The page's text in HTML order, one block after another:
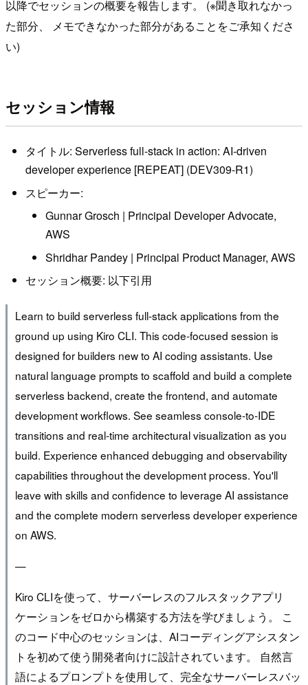
以降でセッションの概要を報告します。 (※聞き取れなかっ
た部分、 メモできなかった部分があることをご承知くださ
い)
セッション情報
タイトル: Serverless full-stack in action: AI-driven
developer experience [REPEAT] (DEV309-R1)
スピーカー:
Gunnar Grosch | Principal Developer Advocate,
AWS
Shridhar Pandey | Principal Product Manager, AWS
セッション概要: 以下引用
Learn to build serverless full-stack applications from the
ground up using Kiro CLI. This code-focused session is
designed for builders new to AI coding assistants. Use
natural language prompts to scaffold and build a complete
serverless backend, create the frontend, and automate
development workflows. See seamless console-to-IDE
transitions and real-time architectural visualization as you
build. Experience enhanced debugging and observability
capabilities throughout the development process. You'll
leave with skills and confidence to leverage AI assistance
and the complete modern serverless developer experience
on AWS.
—
Kiro CLIを使って、サーバーレスのフルスタックアプリ
ケーションをゼロから構築する方法を学びましょう。 こ
のコード中心のセッションは、AIコーディングアシスタン
トを初めて使う開発者向けに設計されています。 自然言
語によるプロンプトを使用して、完全なサーバーレスバッ